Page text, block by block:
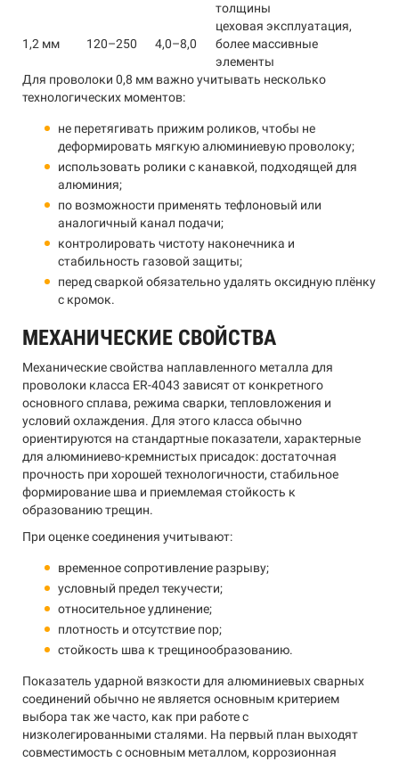
толщины
1,2 мм 120–250 4,0–8,0
цеховая эксплуатация,
более массивные
элементы
Для проволоки 0,8 мм важно учитывать несколько
технологических моментов:
не перетягивать прижим роликов, чтобы не
деформировать мягкую алюминиевую проволоку;
использовать ролики с канавкой, подходящей для
алюминия;
по возможности применять тефлоновый или
аналогичный канал подачи;
контролировать чистоту наконечника и
стабильность газовой защиты;
перед сваркой обязательно удалять оксидную плёнку
с кромок.
МЕХАНИЧЕСКИЕ СВОЙСТВА
Механические свойства наплавленного металла для
проволоки класса ER-4043 зависят от конкретного
основного сплава, режима сварки, тепловложения и
условий охлаждения. Для этого класса обычно
ориентируются на стандартные показатели, характерные
для алюминиево-кремнистых присадок: достаточная
прочность при хорошей технологичности, стабильное
формирование шва и приемлемая стойкость к
образованию трещин.
При оценке соединения учитывают:
временное сопротивление разрыву;
условный предел текучести;
относительное удлинение;
плотность и отсутствие пор;
стойкость шва к трещинообразованию.
Показатель ударной вязкости для алюминиевых сварных
соединений обычно не является основным критерием
выбора так же часто, как при работе с
низколегированными сталями. На первый план выходят
совместимость с основным металлом, коррозионная